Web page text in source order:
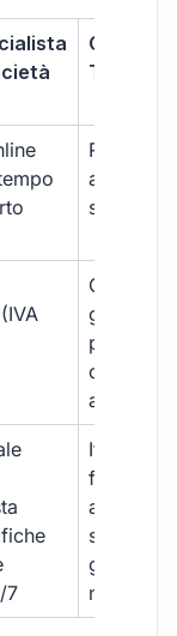
Report
sporadici
Costi
più
ogni
7
Iter
studio e
gestione
manuale